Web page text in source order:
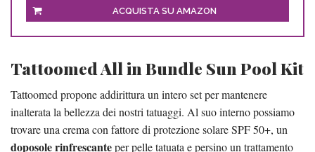
ACQUISTA SU AMAZON
Tattoomed All in Bundle Sun Pool Kit
Tattoomed propone addirittura un intero set per mantenere
inalterata la bellezza dei nostri tatuaggi. Al suo interno possiamo
trovare una crema con fattore di protezione solare SPF 50+, un
doposole rinfrescanteper pelle tatuata e persino un trattamento